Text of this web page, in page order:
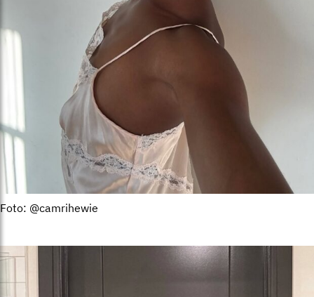
Foto: @camrihewie